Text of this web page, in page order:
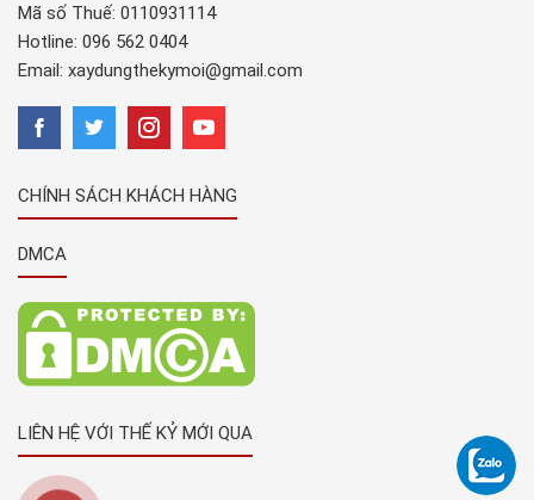
Mã số Thuế: 0110931114
Hotline: 096 562 0404
Email: xaydungthekymoi@gmail.com
CHÍNH SÁCH KHÁCH HÀNG
DMCA
LIÊN HỆ VỚI THẾ KỶ MỚI QUA